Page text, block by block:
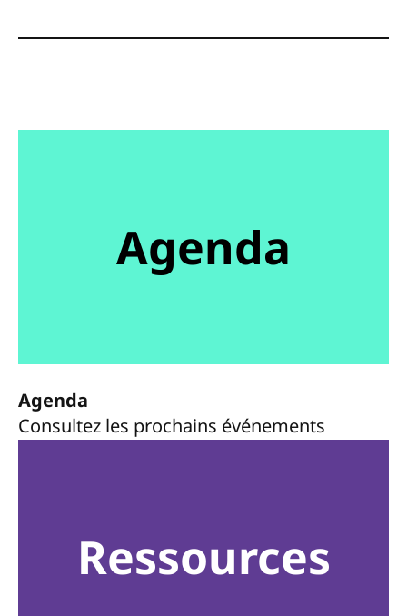
Agenda
Agenda
Consultez les prochains événements
Ressources